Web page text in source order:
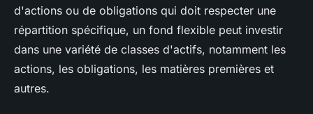
d'actions ou de obligations qui doit respecter une
répartition spécifique, un fond flexible peut investir
dans une variété de classes d'actifs, notamment les
actions, les obligations, les matières premières et
autres.